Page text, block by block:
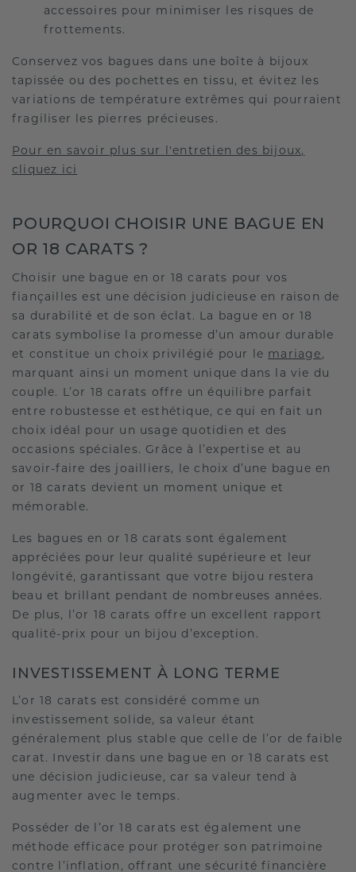
accessoires pour minimiser les risques de
frottements.
Conservez vos bagues dans une boîte à bijoux
tapissée ou des pochettes en tissu, et évitez les
variations de température extrêmes qui pourraient
fragiliser les pierres précieuses.
Pour en savoir plus sur l'entretien des bijoux,
cliquez ici
POURQUOI CHOISIR UNE BAGUE EN
OR 18 CARATS ?
Choisir une bague en or 18 carats pour vos
fiançailles est une décision judicieuse en raison de
sa durabilité et de son éclat. La bague en or 18
carats symbolise la promesse d’un amour durable
et constitue un choix privilégié pour le mariage,
marquant ainsi un moment unique dans la vie du
couple. L’or 18 carats offre un équilibre parfait
entre robustesse et esthétique, ce qui en fait un
choix idéal pour un usage quotidien et des
occasions spéciales. Grâce à l’expertise et au
savoir-faire des joailliers, le choix d’une bague en
or 18 carats devient un moment unique et
mémorable.
Les bagues en or 18 carats sont également
appréciées pour leur qualité supérieure et leur
longévité, garantissant que votre bijou restera
beau et brillant pendant de nombreuses années.
De plus, l’or 18 carats offre un excellent rapport
qualité-prix pour un bijou d’exception.
INVESTISSEMENT À LONG TERME
L’or 18 carats est considéré comme un
investissement solide, sa valeur étant
généralement plus stable que celle de l’or de faible
carat. Investir dans une bague en or 18 carats est
une décision judicieuse, car sa valeur tend à
augmenter avec le temps.
Posséder de l’or 18 carats est également une
méthode efficace pour protéger son patrimoine
contre l’inflation, offrant une sécurité financière